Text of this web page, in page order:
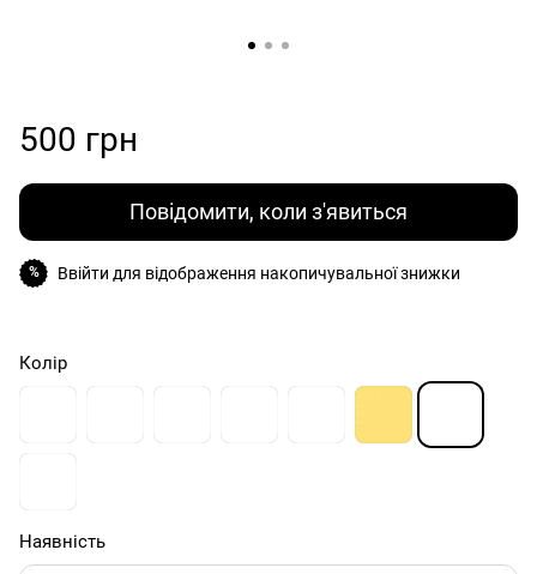
500 грн
Повідомити, коли з'явиться
% Ввійти для відображення накопичувальної знижки
Колір
Наявність